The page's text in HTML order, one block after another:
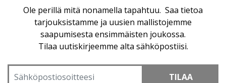
Ole perillä mitä nonamella tapahtuu. Saa tietoa
tarjouksistamme ja uusien mallistojemme
saapumisesta ensimmäisten joukossa.
Tilaa uutiskirjeemme alta sähköpostiisi.
TILAA